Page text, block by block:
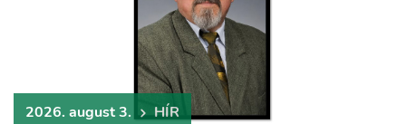
2026. august 3. HÍR